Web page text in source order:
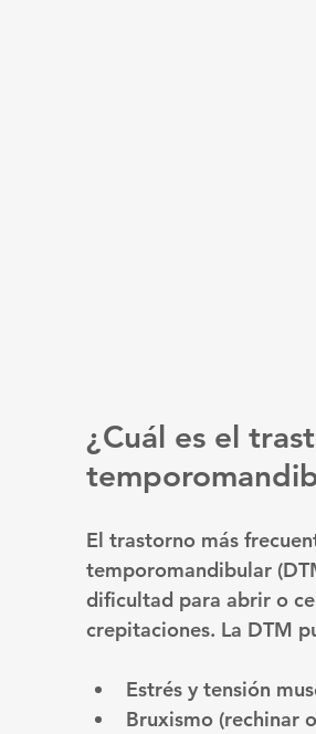
¿Cuál es el
El trastorno más
temporomandibular
dificultad para abrir o
crepitaciones. La DTM
Estrés y tensión
Bruxismo (rechinar